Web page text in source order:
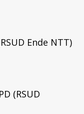
Ende NTT)
(RSUD